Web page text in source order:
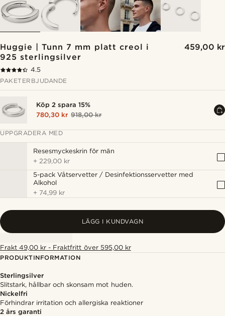
Huggie | Tunn 7 mm platt creol i
925 sterlingsilver
459,00 kr
4.5
PAKETERBJUDANDE
Köp 2 spara 15%
780,30 kr 918,00 kr
UPPGRADERA MED
Resesmyckeskrin för män
+ 229,00 kr
5-pack Våtservetter / Desinfektionsservetter med
Alkohol
+ 74,99 kr
LÄGG I KUNDVAGN
Frakt 49,00 kr - Fraktfritt över 595,00 kr
PRODUKTINFORMATION
Sterlingsilver
Slitstark, hållbar och skonsam mot huden.
Nickelfri
Förhindrar irritation och allergiska reaktioner
2 års garanti